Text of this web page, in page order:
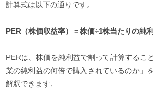
計算式は以下の通りです。
PER（株価収益率）＝株価÷1株当たりの純
PERは、株価を純利益で割って計算するこ
業の純利益の何倍で購入されているのか」
解釈できます。